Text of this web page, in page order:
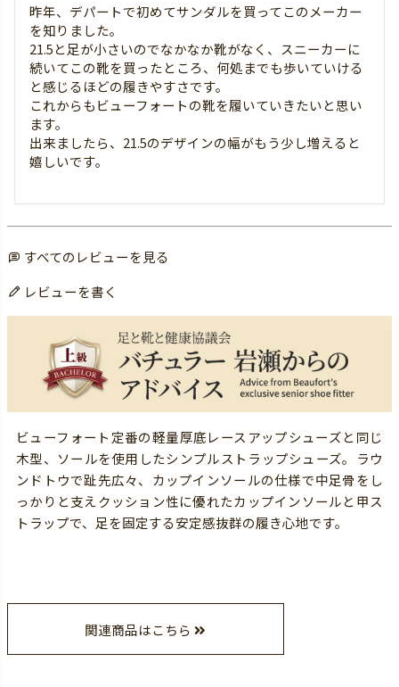
昨年、デパートで初めてサンダルを買ってこのメーカー
を知りました。
21.5と足が小さいのでなかなか靴がなく、スニーカーに
続いてこの靴を買ったところ、何処までも歩いていける
と感じるほどの履きやすさです。
これからもビューフォートの靴を履いていきたいと思い
ます。
出来ましたら、21.5のデザインの幅がもう少し増えると
嬉しいです。
すべてのレビューを見る
レビューを書く
ビューフォート定番の軽量厚底レースアップシューズと同じ
木型、ソールを使用したシンプルストラップシューズ。ラウ
ンドトウで趾先広々、カップインソールの仕様で中足骨をし
っかりと支えクッション性に優れたカップインソールと甲ス
トラップで、足を固定する安定感抜群の履き心地です。
関連商品はこちら